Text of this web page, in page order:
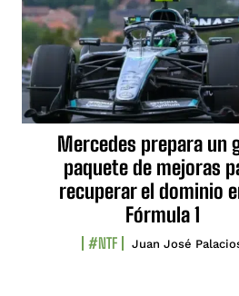
Mercedes prepara un
paquete de mejoras
recuperar el dominio
Fórmula 1
#NTF Juan José